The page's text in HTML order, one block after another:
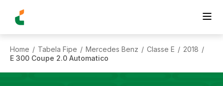
Home / Tabela Fipe / Mercedes Benz / Classe E / 2018 /
E 300 Coupe 2.0 Automatico